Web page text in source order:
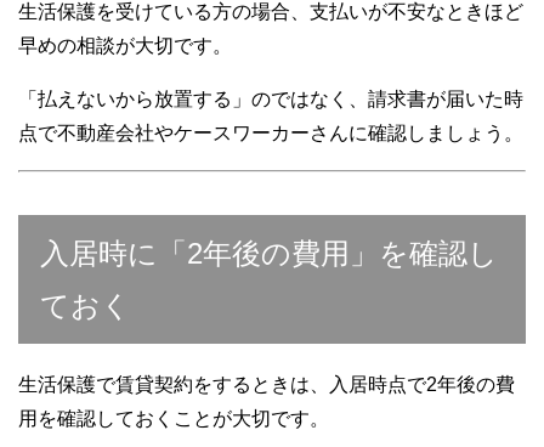
生活保護を受けている方の場合、支払いが不安なときほど
早めの相談が大切です。
「払えないから放置する」のではなく、請求書が届いた時
点で不動産会社やケースワーカーさんに確認しましょう。
入居時に「2年後の費用」を確認し
ておく
生活保護で賃貸契約をするときは、入居時点で2年後の費
用を確認しておくことが大切です。